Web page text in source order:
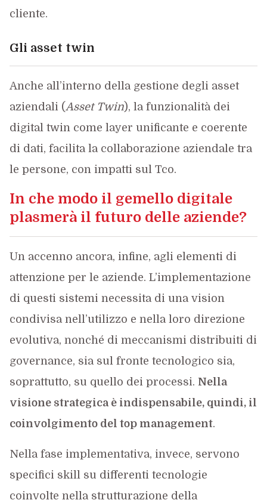
cliente.
Gli asset twin
Anche all’interno della gestione degli asset
aziendali (Asset Twin), la funzionalità dei
digital twin come layer unificante e coerente
di dati, facilita la collaborazione aziendale tra
le persone, con impatti sul Tco.
In che modo il gemello digitale
plasmerà il futuro delle aziende?
Un accenno ancora, infine, agli elementi di
attenzione per le aziende. L’implementazione
di questi sistemi necessita di una vision
condivisa nell’utilizzo e nella loro direzione
evolutiva, nonché di meccanismi distribuiti di
governance, sia sul fronte tecnologico sia,
soprattutto, su quello dei processi. Nella
visione strategica è indispensabile, quindi, il
coinvolgimento del top management.
Nella fase implementativa, invece, servono
specifici skill su differenti tecnologie
coinvolte nella strutturazione della